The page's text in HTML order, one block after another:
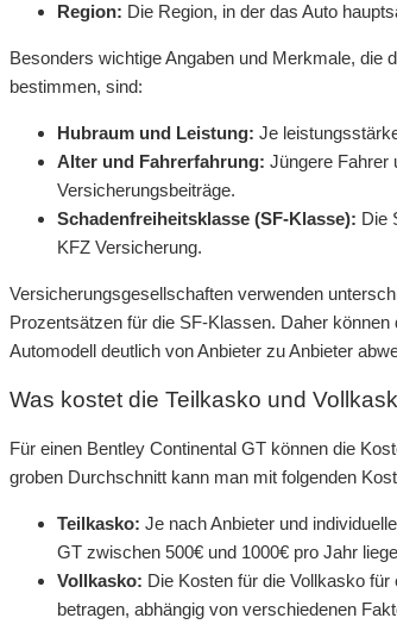
Region: Die Region, in der das Auto
Besonders wichtige Angaben und Merkmale, die
bestimmen, sind:
Hubraum und Leistung: Je
Alter und Fahrerfahrung: Jüngere Fahrer
Versicherungsbeiträge.
Schadenfreiheitsklasse (SF-Klasse): Die
KFZ Versicherung.
Versicherungsgesellschaften verwenden
Prozentsätzen für die SF-Klassen. Daher
Automodell deutlich von Anbieter zu Anbieter
Was kostet die Teilkasko und
Für einen Bentley Continental GT können die
groben Durchschnitt kann man mit folgenden
Teilkasko: Je nach Anbieter und
GT zwischen 500€ und 1000€ pro Jahr
Vollkasko: Die Kosten für die Vollkasko
betragen, abhängig von verschiedenen